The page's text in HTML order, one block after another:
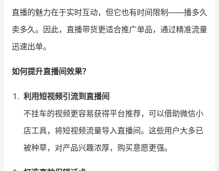
直播的魅力在于实时互动，但它也有时间限制——播多久
卖多久。因此，直播带货更适合推广单品，通过精准流量
迅速出单。
如何提升直播间效果？
利用短视频引流到直播间
不挂车的视频更容易获得平台推荐，可以借助微信小
店工具，将短视频流量导入直播间。这些用户大多已
被种草，对产品兴趣浓厚，购买意愿更强。